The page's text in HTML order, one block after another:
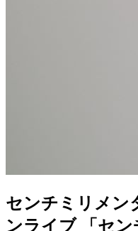
センチミリメン
ンライブ 「セ